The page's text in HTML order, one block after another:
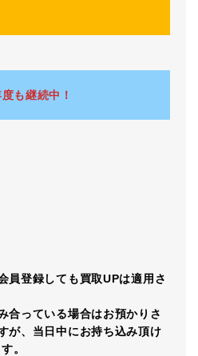
も継続中！
員登録しても買取UPは適用さ
合っている場合はお預かりさ
が、当日中にお持ち込み頂け
。